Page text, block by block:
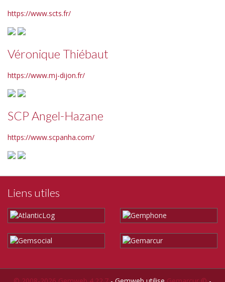
https://www.scts.fr/
Véronique Thiébaut
https://www.mj-dijon.fr/
SCP Angel-Hazane
https://www.scpanha.com/
Liens utiles